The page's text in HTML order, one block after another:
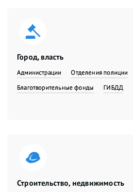
Город, власть
Администрации
Отделения полиции
Благотворительные фонды
ГИБДД
Строительство, недвижимость